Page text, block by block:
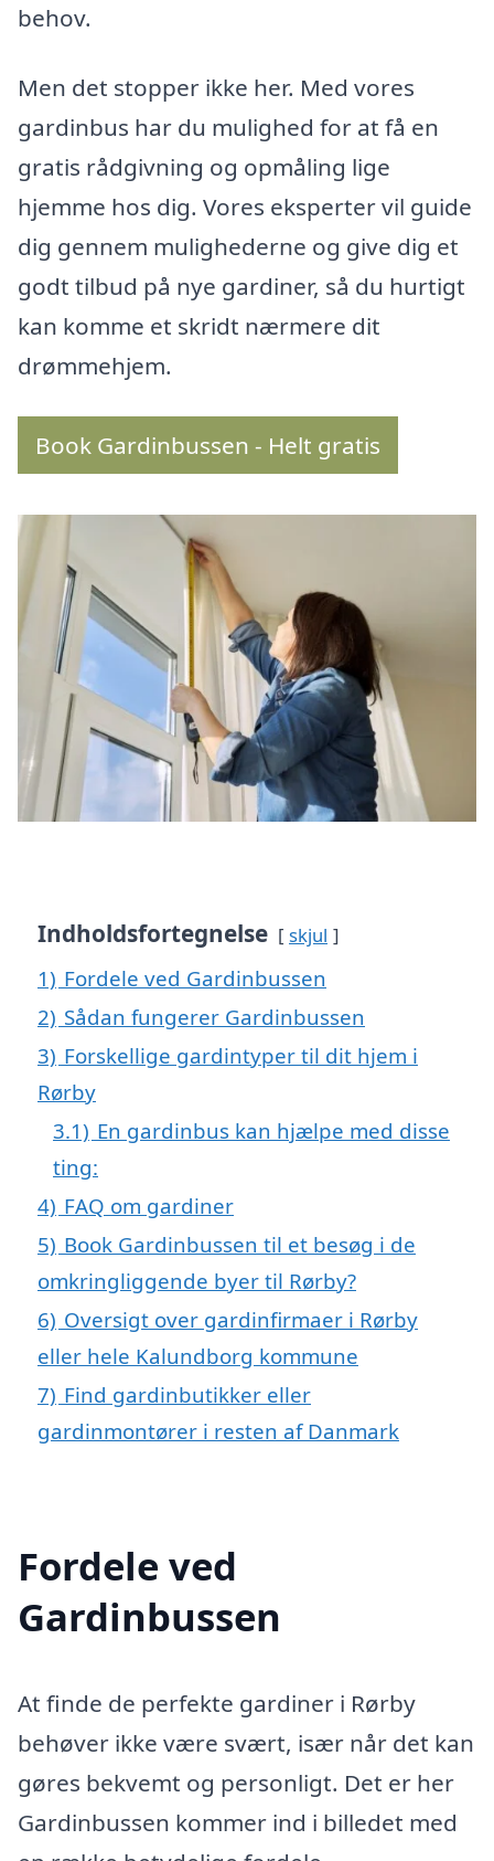
behov.
Men det stopper ikke her. Med vores
gardinbus har du mulighed for at få en
gratis rådgivning og opmåling lige
hjemme hos dig. Vores eksperter vil guide
dig gennem mulighederne og give dig et
godt tilbud på nye gardiner, så du hurtigt
kan komme et skridt nærmere dit
drømmehjem.
Book Gardinbussen - Helt gratis
Indholdsfortegnelse skjul
1) Fordele ved Gardinbussen
2) Sådan fungerer Gardinbussen
3) Forskellige gardintyper til dit hjem i
Rørby
3.1) En gardinbus kan hjælpe med disse
ting:
4) FAQ om gardiner
5) Book Gardinbussen til et besøg i de
omkringliggende byer til Rørby?
6) Oversigt over gardinfirmaer i Rørby
eller hele Kalundborg kommune
7) Find gardinbutikker eller
gardinmontører i resten af Danmark
Fordele ved
Gardinbussen
At finde de perfekte gardiner i Rørby
behøver ikke være svært, især når det kan
gøres bekvemt og personligt. Det er her
Gardinbussen kommer ind i billedet med